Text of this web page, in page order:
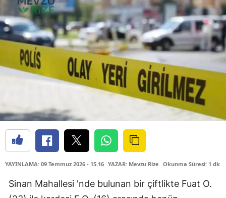
YAYINLAMA: 09 Temmuz 2026 - 15.16 YAZAR: Mevzu Rize Okunma Süresi: 1 dk
Sinan Mahallesi 'nde bulunan bir çiftlikte Fuat O.